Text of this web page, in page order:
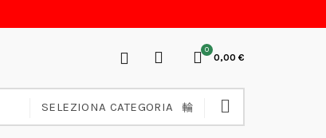
0
0,00 €
SELEZIONA CATEGORIA